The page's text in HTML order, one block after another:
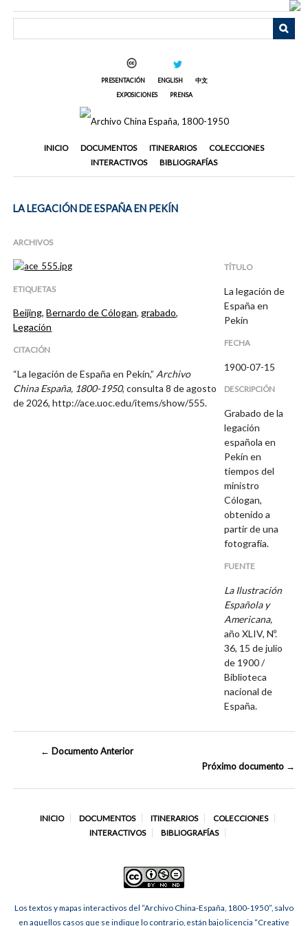
PRESENTACIÓN ENGLISH
中文
EXPOSICIONES
PRENSA
INICIO DOCUMENTOS ITINERARIOS
COLECCIONES
INTERACTIVOS
BIBLIOGRAFÍAS
LA LEGACIÓN DE ESPAÑA EN PEKÍN
ARCHIVOS
ETIQUETAS
Beijing,Bernardo de Cólogan,grabado,
Legación
CITACIÓN
“La legación de España en Pekín,” Archivo
China España, 1800-1950, consulta 8 de agosto
de 2026,http://ace.uoc.edu/items/show/555.
TÍTULO
La legación de
España en
Pekín
FECHA
1900-07-15
DESCRIPCIÓN
Grabado de la
legación
española en
Pekín en
tiempos del
ministro
Cólogan,
obtenido a
partir de una
fotografía.
FUENTE
La Ilustración
Española y
Americana,
año XLIV, Nº.
36, 15 de julio
de 1900 /
Biblioteca
nacional de
España.
← Documento Anterior
Próximo documento →
INICIO DOCUMENTOS ITINERARIOS
COLECCIONES
INTERACTIVOS
BIBLIOGRAFÍAS
Los textos y mapas interactivos del “Archivo China-España, 1800-1950”, salvo
en aquellos casos que se indique lo contrario, están bajo licencia “Creative